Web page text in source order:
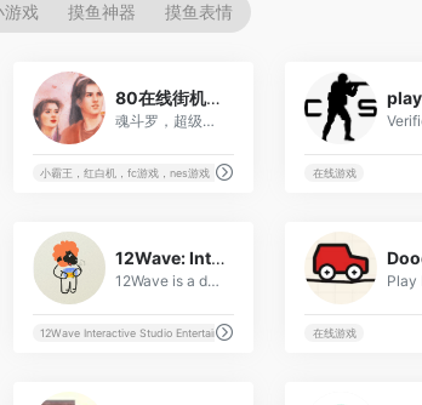
游戏 摸鱼神器 摸鱼表情
80在线街机游戏网
魂斗罗，超级玛丽，热血足球，三国志，合金弹头，DOS游戏， 三国战纪，西游释厄传，拳皇，马里奥
小霸王，红白机，fc游戏，nes游戏，红白机，经典游戏，sfc游戏，md游戏，
在线游戏
12Wave: Interactive in every pixel. Bring emotion to your brand!
12Wave is a developer of creative websites, web games, AR/VR using the most advanced technologies (WebGL, Three.js, PixiJS, GSAP)
12Wave Interactive Studio Entertainment developer creative websites
在线游戏